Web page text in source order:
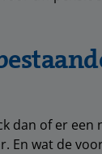
dan of er
En wat de